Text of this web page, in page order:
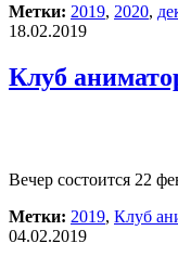
Метки: 2019, 2020,
18.02.2019
Клуб
Вечер состоится 22
Метки: 2019, Клуб
04.02.2019